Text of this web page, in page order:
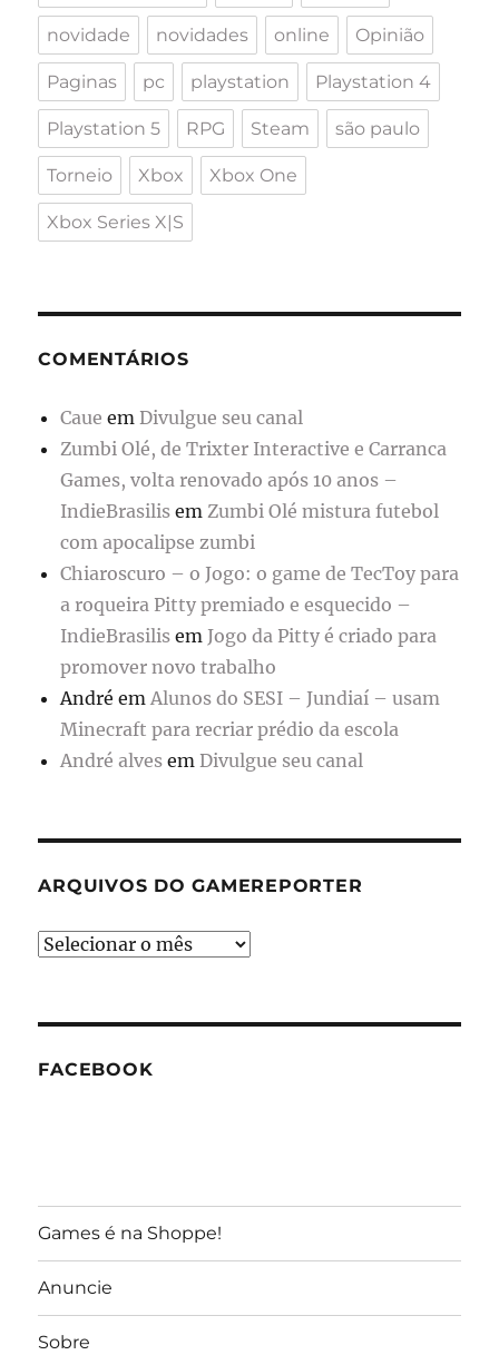
novidade novidades online Opinião
Paginas pc playstation Playstation 4
Playstation 5 RPG Steam são paulo
Torneio Xbox Xbox One
Xbox Series X|S
COMENTÁRIOS
Caue em Divulgue seu canal
Zumbi Olé, de Trixter Interactive e Carranca
Games, volta renovado após 10 anos –
IndieBrasilis em Zumbi Olé mistura futebol
com apocalipse zumbi
Chiaroscuro – o Jogo: o game de TecToy para
a roqueira Pitty premiado e esquecido –
IndieBrasilis em Jogo da Pitty é criado para
promover novo trabalho
André em Alunos do SESI – Jundiaí – usam
Minecraft para recriar prédio da escola
André alves em Divulgue seu canal
ARQUIVOS DO GAMEREPORTER
Arquivos
FACEBOOK
Games é na Shoppe!
Anuncie
Sobre